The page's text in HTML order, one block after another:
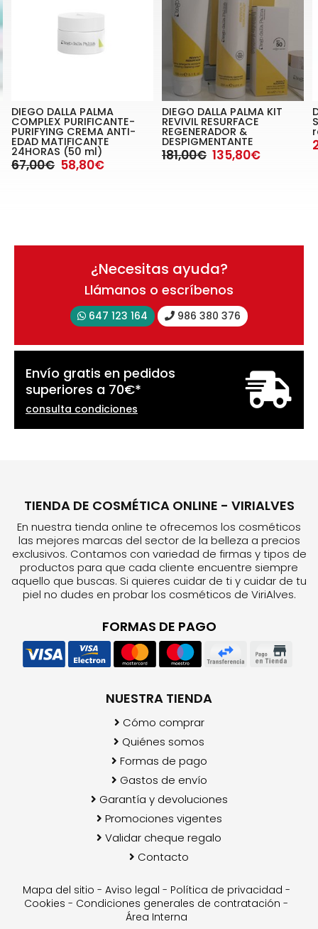
DIEGO DALLA PALMA
COMPLEX PURIFICANTE-
PURIFYING CREMA ANTI-
EDAD MATIFICANTE
24HORAS (50 ml)
67,00€ 58,80€
DIEGO DALLA PALMA KIT
REVIVIL RESURFACE
REGENERADOR &
DESPIGMENTANTE
181,00€ 135,80€
¿Necesitas ayuda?
Llámanos o escríbenos
647 123 164 986 380 376
Envío gratis en pedidos
superiores a 70€*
consulta condiciones
TIENDA DE COSMÉTICA ONLINE - VIRIALVES
En nuestra tienda online te ofrecemos los cosméticos
las mejores marcas del sector de la belleza a precios
exclusivos. Contamos con variedad de firmas y tipos de
productos para que cada cliente encuentre siempre
aquello que buscas. Si quieres cuidar de ti y cuidar de tu
piel no dudes en probar los cosméticos de ViriAlves.
FORMAS DE PAGO
NUESTRA TIENDA
Cómo comprar
Quiénes somos
Formas de pago
Gastos de envío
Garantía y devoluciones
Promociones vigentes
Validar cheque regalo
Contacto
Mapa del sitio - Aviso legal - Política de privacidad -
Cookies - Condiciones generales de contratación -
Área Interna